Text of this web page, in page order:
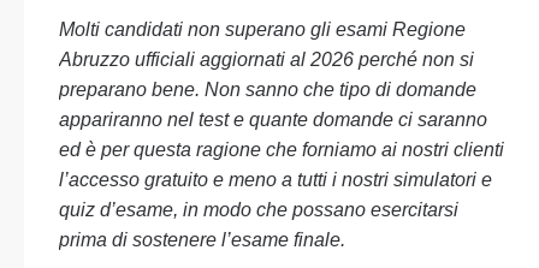
Molti candidati non superano gli esami Regione
Abruzzo ufficiali aggiornati al 2026 perché non si
preparano bene. Non sanno che tipo di domande
appariranno nel test e quante domande ci saranno
ed è per questa ragione che forniamo ai nostri clienti
l’accesso gratuito e meno a tutti i nostri simulatori e
quiz d’esame, in modo che possano esercitarsi
prima di sostenere l’esame finale.